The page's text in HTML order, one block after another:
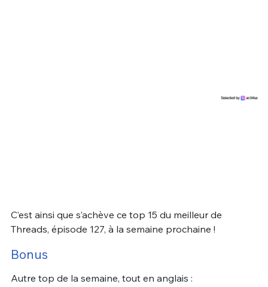
C’est ainsi que s’achève ce top 15 du meilleur de
Threads, épisode 127, à la semaine prochaine !
Bonus
Autre top de la semaine, tout en anglais :